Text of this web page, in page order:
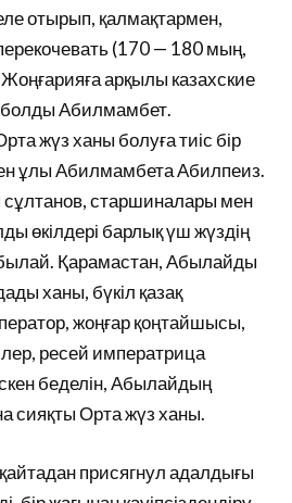
отырып, қалмақтармен,
перекочевать (170 — 180 мың,
арқылы казахские
Абилмамбет.
жүз ханы болуға тиіс бір
ұлы Абилмамбета Абилпеиз.
сұлтанов, старшиналары мен
өкілдері барлық үш жүздің
Қарамастан, Абылайды
ханы, бүкіл қазақ
жоңғар қоңтайшысы,
ресей императрица
беделін, Абылайдың
сияқты Орта жүз ханы.
присягнул адалдығы